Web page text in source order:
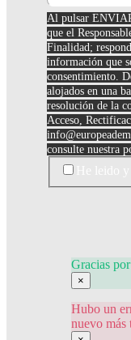
Al pulsar
que el
Finalidad;
información que
consentimiento.
alojados en una
resolución de la
Acceso,
consulte nuestra
Gracias
×
Hubo un
nuevo más